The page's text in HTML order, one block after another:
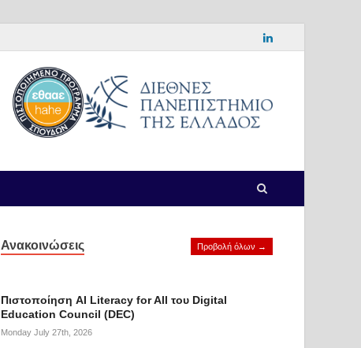
Ανακοινώσεις Προβολή όλων →
Πιστοποίηση AI Literacy for All του Digital
Education Council (DEC)
Monday July 27th, 2026